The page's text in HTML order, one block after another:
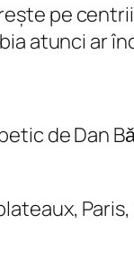
pe
atunci ar
de Dan